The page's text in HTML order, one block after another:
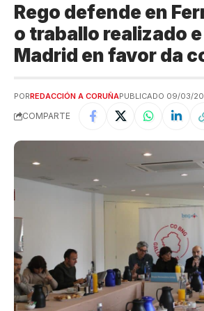
Rego defende en
o traballo realizado e
Madrid en favor da
PORREDACCIÓN A CORUÑAPUBLICADO 09/03/
COMPARTE